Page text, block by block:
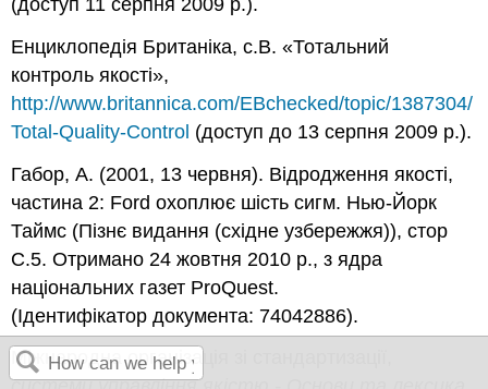
Енциклопедія Британіка, с.В. «Тотальний
контроль якості»,
http://www.britannica.com/EBchecked/topic/1387304/
Total-Quality-Control (доступ до 13 серпня 2009 р.).
Габор, А. (2001, 13 червня). Відродження якості,
частина 2: Ford охоплює шість сигм. Нью-Йорк
Таймс (Пізнє видання (східне узбережжя)), стор
C.5. Отримано 24 жовтня 2010 р., з ядра
національних газет ProQuest.
(Ідентифікатор документа: 74042886).
Міжнародна організація зі стандартизації,